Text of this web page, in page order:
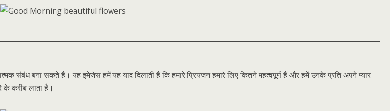
बना सकते हैं। यह इमेजेस हमें यह याद दिलाती हैं कि हमारे प्रियजन हमारे लिए कितने महत्वपूर्ण हैं और हमें उनके प्रति अपने प्यार
के करीब लाता है।